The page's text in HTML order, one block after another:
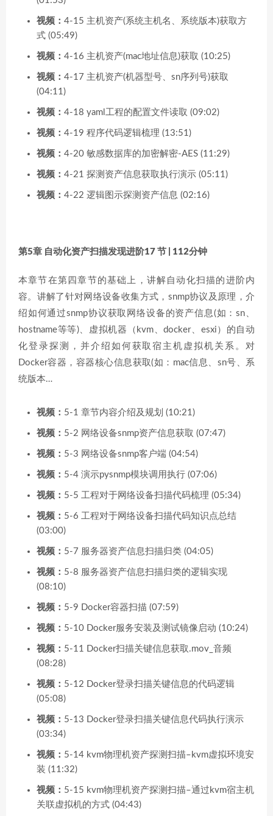
视频： 4-15 主机资产(系统主机名、系统版本)获取方
式 (05:49)
视频： 4-16 主机资产(mac地址信息)获取 (10:25)
视频： 4-17 主机资产(机器型号、sn序列号)获取
(04:11)
视频： 4-18 yaml工程的配置文件读取 (09:02)
视频： 4-19 程序代码逻辑梳理 (13:51)
视频： 4-20 敏感数据库的加密解密-AES (11:29)
视频： 4-21 探测资产信息获取执行演示 (05:11)
视频： 4-22 逻辑图示探测资产信息 (02:16)
第5章 自动化资产扫描发现进阶17 节 | 112分钟
本章节在第四章节的基础上，讲解自动化扫描的进阶内
容。讲解了针对网络设备收集方式，snmp协议及原理，介
绍如何通过snmp协议获取网络设备的资产信息(如：sn、
hostname等等)、虚拟机器（kvm、docker、esxi）的自动
化登录探测，并介绍如何获取宿主机虚拟机关系。对
Docker容器，容器核心信息获取(如：mac信息、sn号、系
统版本…
视频： 5-1 章节内容介绍及规划 (10:21)
视频： 5-2 网络设备snmp资产信息获取 (07:47)
视频： 5-3 网络设备snmp客户端 (04:54)
视频： 5-4 演示pysnmp模块调用执行 (07:06)
视频： 5-5 工程对于网络设备扫描代码梳理 (05:34)
视频： 5-6 工程对于网络设备扫描代码知识点总结
(03:00)
视频： 5-7 服务器资产信息扫描归类 (04:05)
视频： 5-8 服务器资产信息扫描归类的逻辑实现
(08:10)
视频： 5-9 Docker容器扫描 (07:59)
视频： 5-10 Docker服务安装及测试镜像启动 (10:24)
视频： 5-11 Docker扫描关键信息获取.mov_音频
(08:28)
视频： 5-12 Docker登录扫描关键信息的代码逻辑
(05:08)
视频： 5-13 Docker登录扫描关键信息代码执行演示
(03:34)
视频： 5-14 kvm物理机资产探测扫描–kvm虚拟环境安
装 (11:32)
视频： 5-15 kvm物理机资产探测扫描–通过kvm宿主机
关联虚拟机的方式 (04:43)